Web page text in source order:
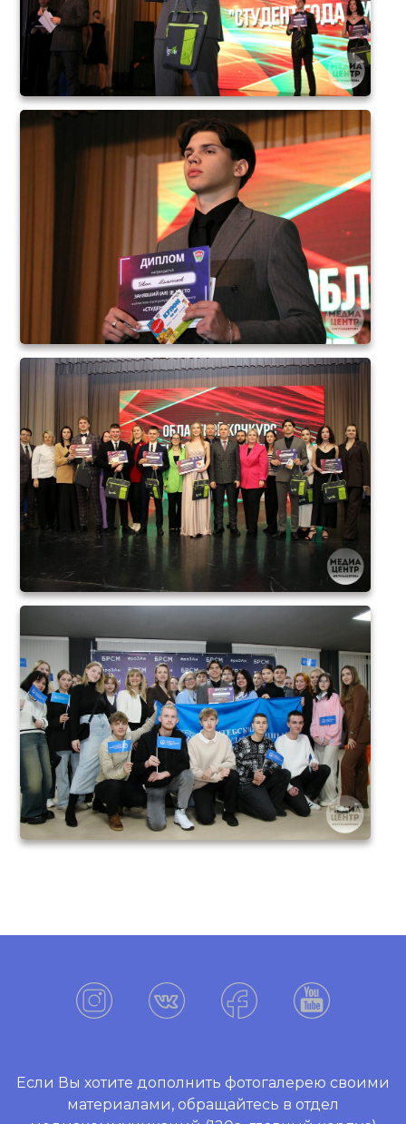
Если Вы хотите дополнить фотогалерею своими
материалами, обращайтесь в отдел